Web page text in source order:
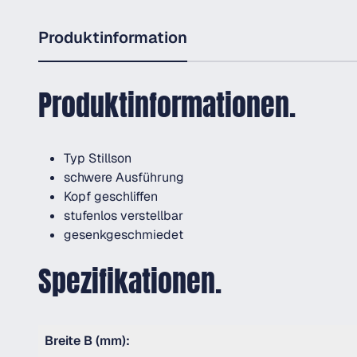
Produktinformation
Produktinformationen.
Typ Stillson
schwere Ausführung
Kopf geschliffen
stufenlos verstellbar
gesenkgeschmiedet
Spezifikationen.
Breite B (mm):